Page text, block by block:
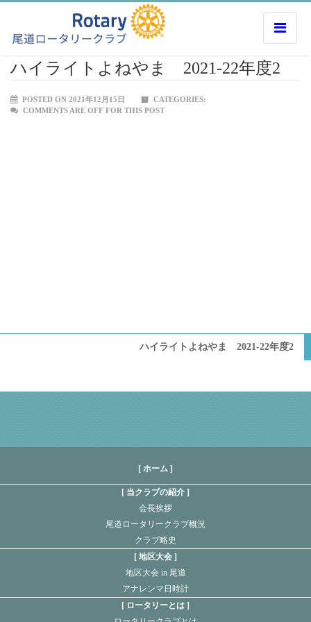
ハイライトよねやま 2021-22年度2
POSTED ON 2021年12月15日
CATEGORIES:
COMMENTS ARE OFF FOR THIS POST
ハイライトよねやま 2021-22年度2
[ ホーム ]
当クラブの紹介
会長挨拶
尾道ロータリークラブ概況
クラブ略史
地区大会
地区大会 in 尾道
アナレンマ日時計
ロータリーとは